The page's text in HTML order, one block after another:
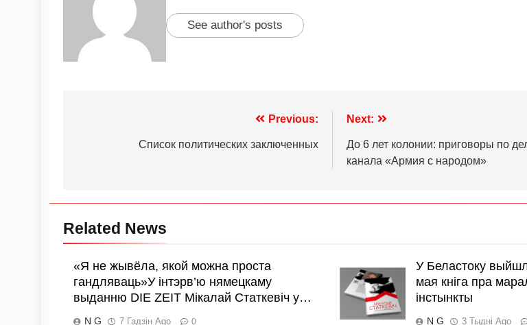
See author's posts
Previous:
Список политических заключенных
Next:
До 6 лет колонии: приговоры по
канала «Армия с народом»
Related News
«Я не жывёла, якой можна проста
гандляваць»У інтэрв’ю нямецкаму
выданню DIE ZEIT Мікалай Статкевіч у…
N G 7 Гадзін Ago 0
У Беластоку
мая кніга пра
інстынкты
N G 3 Тыдні Ago